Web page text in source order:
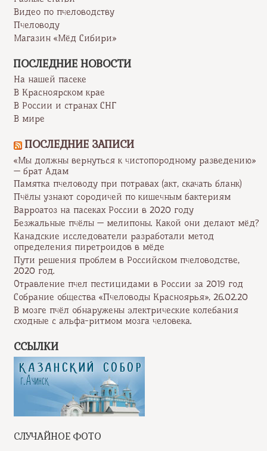
Видео по пчеловодству
Пчеловоду
Магазин «Мёд Сибири»
ПОСЛЕДНИЕ НОВОСТИ
На нашей пасеке
В Красноярском крае
В России и странах СНГ
В мире
ПОСЛЕДНИЕ ЗАПИСИ
«Мы должны вернуться к чистопородному разведению»
— брат Адам
Памятка пчеловоду при потравах (акт, скачать бланк)
Пчёлы узнают сородичей по кишечным бактериям
Варроатоз на пасеках России в 2020 году
Безжальные пчёлы — мелипоны. Какой они делают мёд?
Канадские исследователи разработали метод
определения пиретроидов в мёде
Пути решения проблем в Российском пчеловодстве,
2020 год.
Отравление пчел пестицидами в России за 2019 год
Собрание общества «Пчеловоды Красноярья», 26.02.20
В мозге пчёл обнаружены электрические колебания
сходные с альфа-ритмом мозга человека.
ССЫЛКИ
СЛУЧАЙНОЕ ФОТО